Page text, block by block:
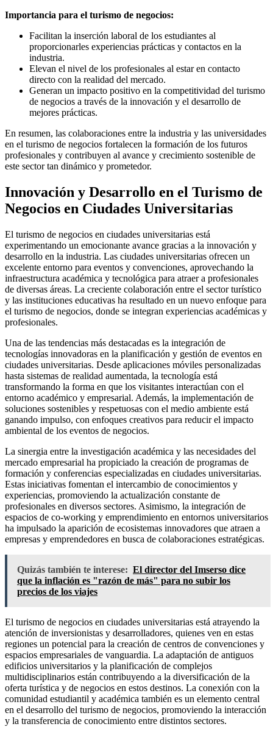
Importancia para el turismo de negocios:
Facilitan la inserción laboral de los estudiantes al
proporcionarles experiencias prácticas y contactos en la
industria.
Elevan el nivel de los profesionales al estar en contacto
directo con la realidad del mercado.
Generan un impacto positivo en la competitividad del turismo
de negocios a través de la innovación y el desarrollo de
mejores prácticas.
En resumen, las colaboraciones entre la industria y las universidades
en el turismo de negocios fortalecen la formación de los futuros
profesionales y contribuyen al avance y crecimiento sostenible de
este sector tan dinámico y prometedor.
Innovación y Desarrollo en el Turismo de
Negocios en Ciudades Universitarias
El turismo de negocios en ciudades universitarias está
experimentando un emocionante avance gracias a la innovación y
desarrollo en la industria. Las ciudades universitarias ofrecen un
excelente entorno para eventos y convenciones, aprovechando la
infraestructura académica y tecnológica para atraer a profesionales
de diversas áreas. La creciente colaboración entre el sector turístico
y las instituciones educativas ha resultado en un nuevo enfoque para
el turismo de negocios, donde se integran experiencias académicas y
profesionales.
Una de las tendencias más destacadas es la integración de
tecnologías innovadoras en la planificación y gestión de eventos en
ciudades universitarias. Desde aplicaciones móviles personalizadas
hasta sistemas de realidad aumentada, la tecnología está
transformando la forma en que los visitantes interactúan con el
entorno académico y empresarial. Además, la implementación de
soluciones sostenibles y respetuosas con el medio ambiente está
ganando impulso, con enfoques creativos para reducir el impacto
ambiental de los eventos de negocios.
La sinergia entre la investigación académica y las necesidades del
mercado empresarial ha propiciado la creación de programas de
formación y conferencias especializadas en ciudades universitarias.
Estas iniciativas fomentan el intercambio de conocimientos y
experiencias, promoviendo la actualización constante de
profesionales en diversos sectores. Asimismo, la integración de
espacios de co-working y emprendimiento en entornos universitarios
ha impulsado la aparición de ecosistemas innovadores que atraen a
empresas y emprendedores en busca de colaboraciones estratégicas.
Quizás también te interese: El director del Imserso dice
que la inflación es "razón de más" para no subir los
precios de los viajes
El turismo de negocios en ciudades universitarias está atrayendo la
atención de inversionistas y desarrolladores, quienes ven en estas
regiones un potencial para la creación de centros de convenciones y
espacios empresariales de vanguardia. La adaptación de antiguos
edificios universitarios y la planificación de complejos
multidisciplinarios están contribuyendo a la diversificación de la
oferta turística y de negocios en estos destinos. La conexión con la
comunidad estudiantil y académica también es un elemento central
en el desarrollo del turismo de negocios, promoviendo la interacción
y la transferencia de conocimiento entre distintos sectores.